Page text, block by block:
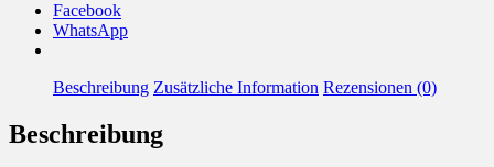
Facebook
WhatsApp
Beschreibung Zusätzliche Information Rezensionen (0)
Beschreibung